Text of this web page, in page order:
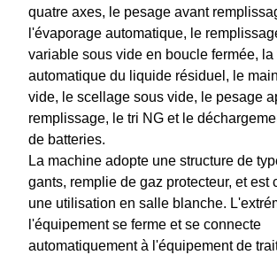
quatre axes, le pesage avant
l'évaporage automatique, le
variable sous vide en boucle fermée,
automatique du liquide résiduel, le
vide, le scellage sous vide, le pesage
remplissage, le tri NG et le
de batteries.
La machine adopte une structure de
gants, remplie de gaz protecteur, et est
une utilisation en salle blanche.
l'équipement se ferme et se connecte
automatiquement à l'équipement de